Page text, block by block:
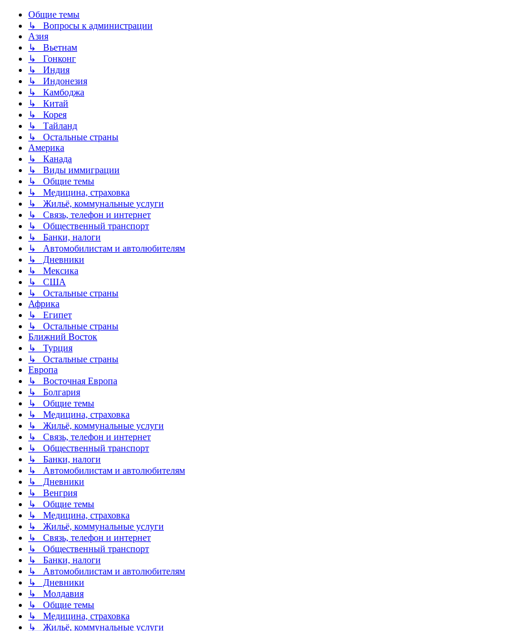
Общие темы
↳ Вопросы к администрации
Азия
↳ Вьетнам
↳ Гонконг
↳ Индия
↳ Индонезия
↳ Камбоджа
↳ Китай
↳ Корея
↳ Тайланд
↳ Остальные страны
Америка
↳ Канада
↳ Виды иммиграции
↳ Общие темы
↳ Медицина, страховка
↳ Жильё, коммунальные услуги
↳ Связь, телефон и интернет
↳ Общественный транспорт
↳ Банки, налоги
↳ Автомобилистам и автолюбителям
↳ Дневники
↳ Мексика
↳ США
↳ Остальные страны
Африка
↳ Египет
↳ Остальные страны
Ближний Восток
↳ Турция
↳ Остальные страны
Европа
↳ Восточная Европа
↳ Болгария
↳ Общие темы
↳ Медицина, страховка
↳ Жильё, коммунальные услуги
↳ Связь, телефон и интернет
↳ Общественный транспорт
↳ Банки, налоги
↳ Автомобилистам и автолюбителям
↳ Дневники
↳ Венгрия
↳ Общие темы
↳ Медицина, страховка
↳ Жильё, коммунальные услуги
↳ Связь, телефон и интернет
↳ Общественный транспорт
↳ Банки, налоги
↳ Автомобилистам и автолюбителям
↳ Дневники
↳ Молдавия
↳ Общие темы
↳ Медицина, страховка
↳ Жильё, коммунальные услуги